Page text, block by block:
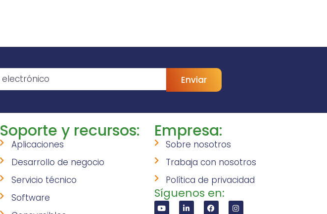
Enviar
Soporte y recursos:
Aplicaciones
Desarrollo de negocio
Servicio técnico
Software
Empresa:
Sobre nosotros
Trabaja con nosotros
Política de privacidad
Síguenos en: